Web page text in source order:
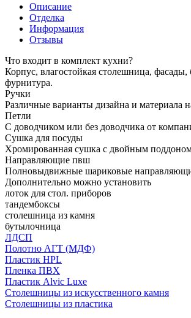
Описание
Отделка
Информация
Отзывы
Что входит в комплект кухни?
Корпус, влагостойкая столешница, фасады,
фурнитура.
Ручки
Различные варианты дизайна и материала
Петли
С доводчиком или без доводчика от
Сушка для посуды
Хромированная сушка с двойным
Направляющие пвш
Полновыдвижные шариковые
Дополнительно можно установить
лоток для стол. приборов
тандембоксы
столешница из камня
бутылочница
ЛДСП
Полотно АГТ (МДФ)
Пластик HPL
Пленка ПВХ
Пластик Alvic Luxe
Столешницы из искусственного камня
Столешницы из пластика